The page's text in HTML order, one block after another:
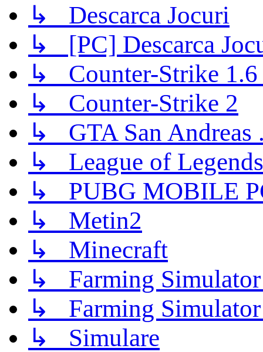
↳ Descarca Jocuri
↳ [PC] Descarca
↳ Counter-Strike 1.6
↳ Counter-Strike 2
↳ GTA San Andreas
↳ League of Legends
↳ PUBG MOBILE
↳ Metin2
↳ Minecraft
↳ Farming
↳ Farming
↳ Simulare